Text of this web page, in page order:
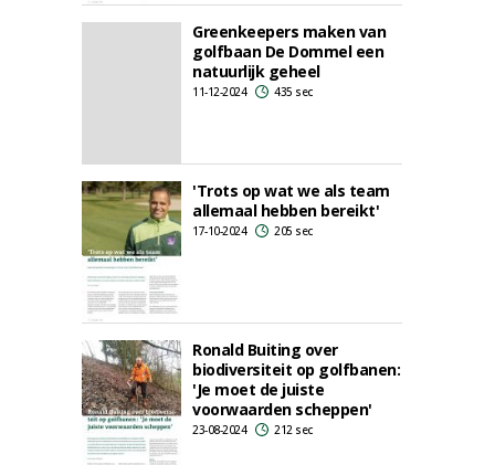
Greenkeepers maken van
golfbaan De Dommel een
natuurlijk geheel
11-12-2024 435 sec
'Trots op wat we als team
allemaal hebben bereikt'
17-10-2024 205 sec
Ronald Buiting over
biodiversiteit op golfbanen:
'Je moet de juiste
voorwaarden scheppen'
23-08-2024 212 sec